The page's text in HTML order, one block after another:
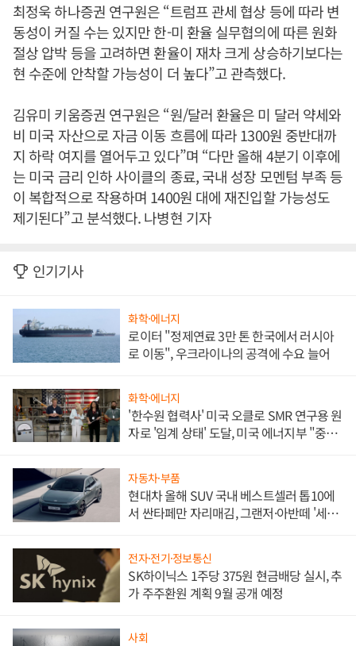
최정욱 하나증권 연구원은 “트럼프 관세 협상 등에 따라 변
동성이 커질 수는 있지만 한-미 환율 실무협의에 따른 원화
절상 압박 등을 고려하면 환율이 재차 크게 상승하기보다는
현 수준에 안착할 가능성이 더 높다”고 관측했다.
김유미 키움증권 연구원은 “원/달러 환율은 미 달러 약세와
비 미국 자산으로 자금 이동 흐름에 따라 1300원 중반대까
지 하락 여지를 열어두고 있다”며 “다만 올해 4분기 이후에
는 미국 금리 인하 사이클의 종료, 국내 성장 모멘텀 부족 등
이 복합적으로 작용하며 1400원 대에 재진입할 가능성도
제기된다”고 분석했다. 나병현 기자
인기기사
화학·에너지
로이터 "정제연료 3만 톤 한국에서 러시아
로 이동", 우크라이나의 공격에 수요 늘어
화학·에너지
'한수원 협력사' 미국 오클로 SMR 연구용 원
자로 '임계 상태' 도달, 미국 에너지부 "중요
자동차·부품
현대차 올해 SUV 국내 베스트셀러 톱10에
서 싼타페만 자리매김, 그랜저·아반떼 '세단
전자·전기·정보통신
SK하이닉스 1주당 375원 현금배당 실시, 추
가 주주환원 계획 9월 공개 예정
사회